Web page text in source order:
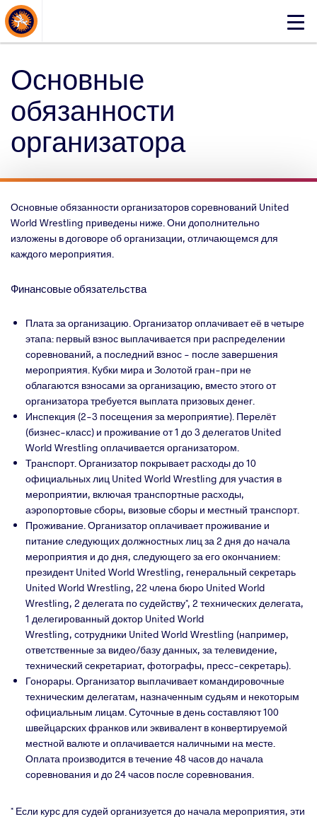
Click
About Events
Основные
обязанности
организатора
Основные обязанности организаторов соревнований United
World Wrestling приведены ниже. Они дополнительно
изложены в договоре об организации, отличающемся для
каждого мероприятия.
Финансовые обязательства
Плата за организацию. Организатор оплачивает её в четыре
этапа: первый взнос выплачивается при распределении
соревнований, а последний взнос - после завершения
мероприятия. Кубки мира и Золотой гран-при не
облагаются взносами за организацию, вместо этого от
организатора требуется выплата призовых денег.
Инспекция (2-3 посещения за мероприятие). Перелёт
(бизнес-класс) и проживание от 1 до 3 делегатов United
World Wrestling оплачивается организатором.
Транспорт. Организатор покрывает расходы до 10
официальных лиц United World Wrestling для участия в
мероприятии, включая транспортные расходы,
аэропортовые сборы, визовые сборы и местный транспорт.
Проживание. Организатор оплачивает проживание и
питание следующих должностных лиц за 2 дня до начала
мероприятия и до дня, следующего за его окончанием:
президентUnited World Wrestling, генеральный секретарь
United World Wrestling, 22 членабюро United World
Wrestling, 2 делегата по судейству*, 2 технических делегата,
1 делегированный доктор United World
Wrestling, cотрудники United World Wrestling (например,
ответственные за видео/базу данных, за телевидение,
технический секретариат, фотографы, пресс-секретарь).
Гонорары. Организатор выплачивает командировочные
техническим делегатам, назначенным судьям и некоторым
официальным лицам. Суточные в день составляют 100
швейцарских франков или эквивалент в конвертируемой
местной валюте и оплачивается наличными на месте.
Оплата производится в течение 48 часов до начала
соревнования и до 24 часов после соревнования.
* Если курс для судей организуется до начала мероприятия, эти